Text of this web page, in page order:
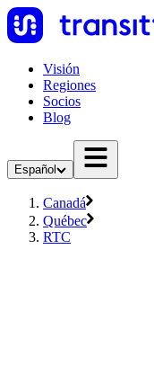
Visión
Regiones
Socios
Blog
Español
Canadá
Québec
RTC